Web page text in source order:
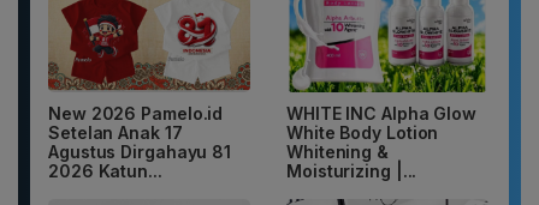
New 2026 Pamelo.id
Setelan Anak 17
Agustus Dirgahayu 81
2026 Katun...
WHITE INC Alpha Glow
White Body Lotion
Whitening &
Moisturizing |...